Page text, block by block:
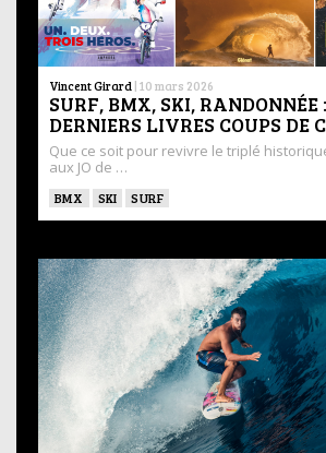
Vincent Girard | 10 mars 2026
SURF, BMX, SKI, RANDONNÉE
DERNIERS LIVRES COUPS DE
Que ce soit pour revivre le triplé
aux JO de …
BMX SKI SURF